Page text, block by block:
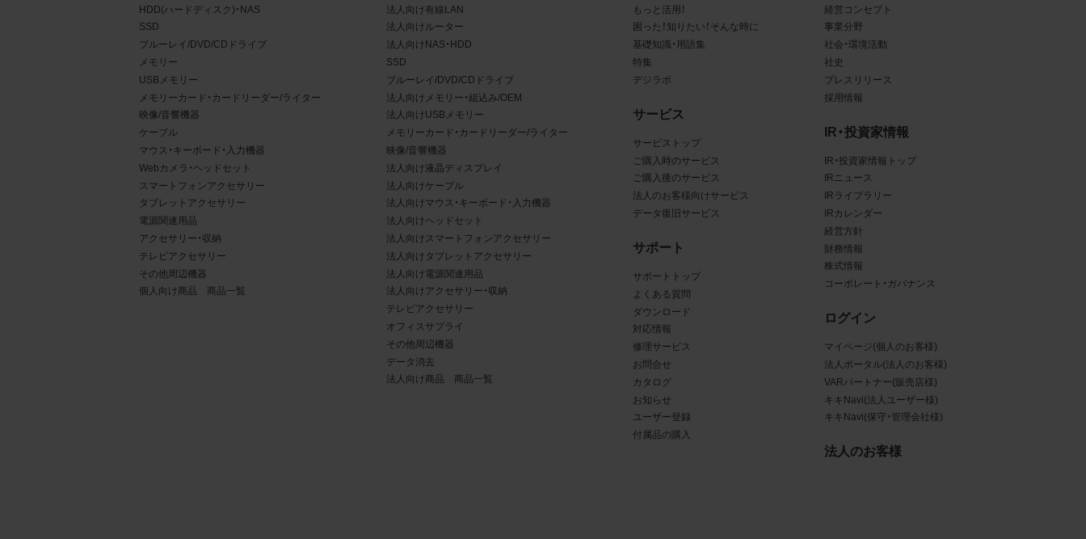
3.遵守事項
お客様は、商品写真データの利用に際し、次の各号に掲げる事項を遵守する
ものとします。
商品写真データの全部又は一部の譲渡、貸与、再利用許諾、改変、著作
権表示の除去等をしないこと
商品写真データに表示されている当社商品についての情報（社名、商
品名等）を併記する等の方法により、商品写真データに表示されてい
る商品が、当社の商品であることを特定できる表示を行うこと
商品写真データに著作権表示、ラベル、商標その他のマークがある場
合、それらを除去しないこと
商品写真データを当社HPのトップページ以外のサイトとのリンクと
して利用しないこと
商品写真データを他社のロゴ又は他社商品等に近づけて掲記するな
どして、当社と提携、協力関係等にあるとの示唆や誤解を生じさせう
る態様の利用を行わないこと
その他、当社の運営するサイトではないと看者が判断することを困難
とするような態様で、商品写真データを利用しないこと
当社は、商品写真データの正確性、完全性、適合性、有用性、最新性、第三者
HDD(ハードディスク)・NAS
SSD
ブルーレイ/DVD/CDドライブ
メモリー
USBメモリー
メモリーカード・カードリーダー/ライター
映像/音響機器
ケーブル
マウス・キーボード・入力機器
Webカメラ・ヘッドセット
スマートフォンアクセサリー
タブレットアクセサリー
電源関連用品
アクセサリー・収納
テレビアクセサリー
その他周辺機器
個人向け商品 商品一覧
法人向け有線LAN
法人向けルーター
法人向けNAS・HDD
SSD
ブルーレイ/DVD/CDドライブ
法人向けメモリー・組込み/OEM
法人向けUSBメモリー
メモリーカード・カードリーダー/ライター
映像/音響機器
法人向け液晶ディスプレイ
法人向けケーブル
法人向けマウス・キーボード・入力機器
法人向けヘッドセット
法人向けスマートフォンアクセサリー
法人向けタブレットアクセサリー
法人向け電源関連用品
法人向けアクセサリー・収納
テレビアクセサリー
オフィスサプライ
その他周辺機器
データ消去
法人向け商品 商品一覧
もっと活用！
困った！知りたい！そんな時に
基礎知識・用語集
特集
デジラボ
サービス
サービストップ
ご購入時のサービス
ご購入後のサービス
法人のお客様向けサービス
データ復旧サービス
サポート
サポートトップ
よくある質問
ダウンロード
対応情報
修理サービス
お問合せ
カタログ
お知らせ
ユーザー登録
付属品の購入
経営コンセプト
事業分野
社会・環境活動
社史
プレスリリース
採用情報
IR・投資家情報
IR・投資家情報トップ
IRニュース
IRライブラリー
IRカレンダー
経営方針
財務情報
株式情報
コーポレート・ガバナンス
ログイン
マイページ(個人のお客様)
法人ポータル(法人のお客様)
VARパートナー(販売店様)
キキNavi(法人ユーザー様)
キキNavi(保守・管理会社様)
法人のお客様